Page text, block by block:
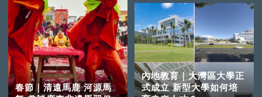
春節｜清遠馬鹿 河源馬
內地教育｜大灣區大學正
式成立 新型大學如何培